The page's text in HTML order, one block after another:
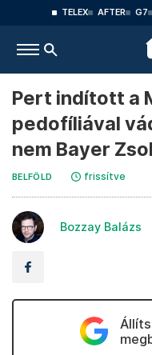
TELEX AFTER G7
Pert indított a
pedofíliával
nem Bayer
BELFÖLD frissítve
Bozzay Balázs